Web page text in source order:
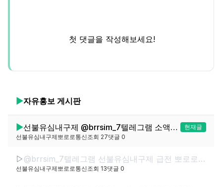
첫 댓글을 작성해보세요!
▶자유홍보 게시판
▶ 선불유심내구제 @brrsim_7텔레그램 소액급전 선불유심매입 뽀로로통신 급전 선불유심현금화하는업체 선불유심구매https://brrsim77.isweb.co.kr
현재글
선불유심내구제뽀로로통신조회 27댓글 0
▷ @brrsim_7텔레그램 선불유심내구제 급전 뽀로로통신 선불유심매입 선불유심현금화하는업체 선불유심구매 간편무서류소액급전
선불유심내구제뽀로로통신조회 13댓글 0